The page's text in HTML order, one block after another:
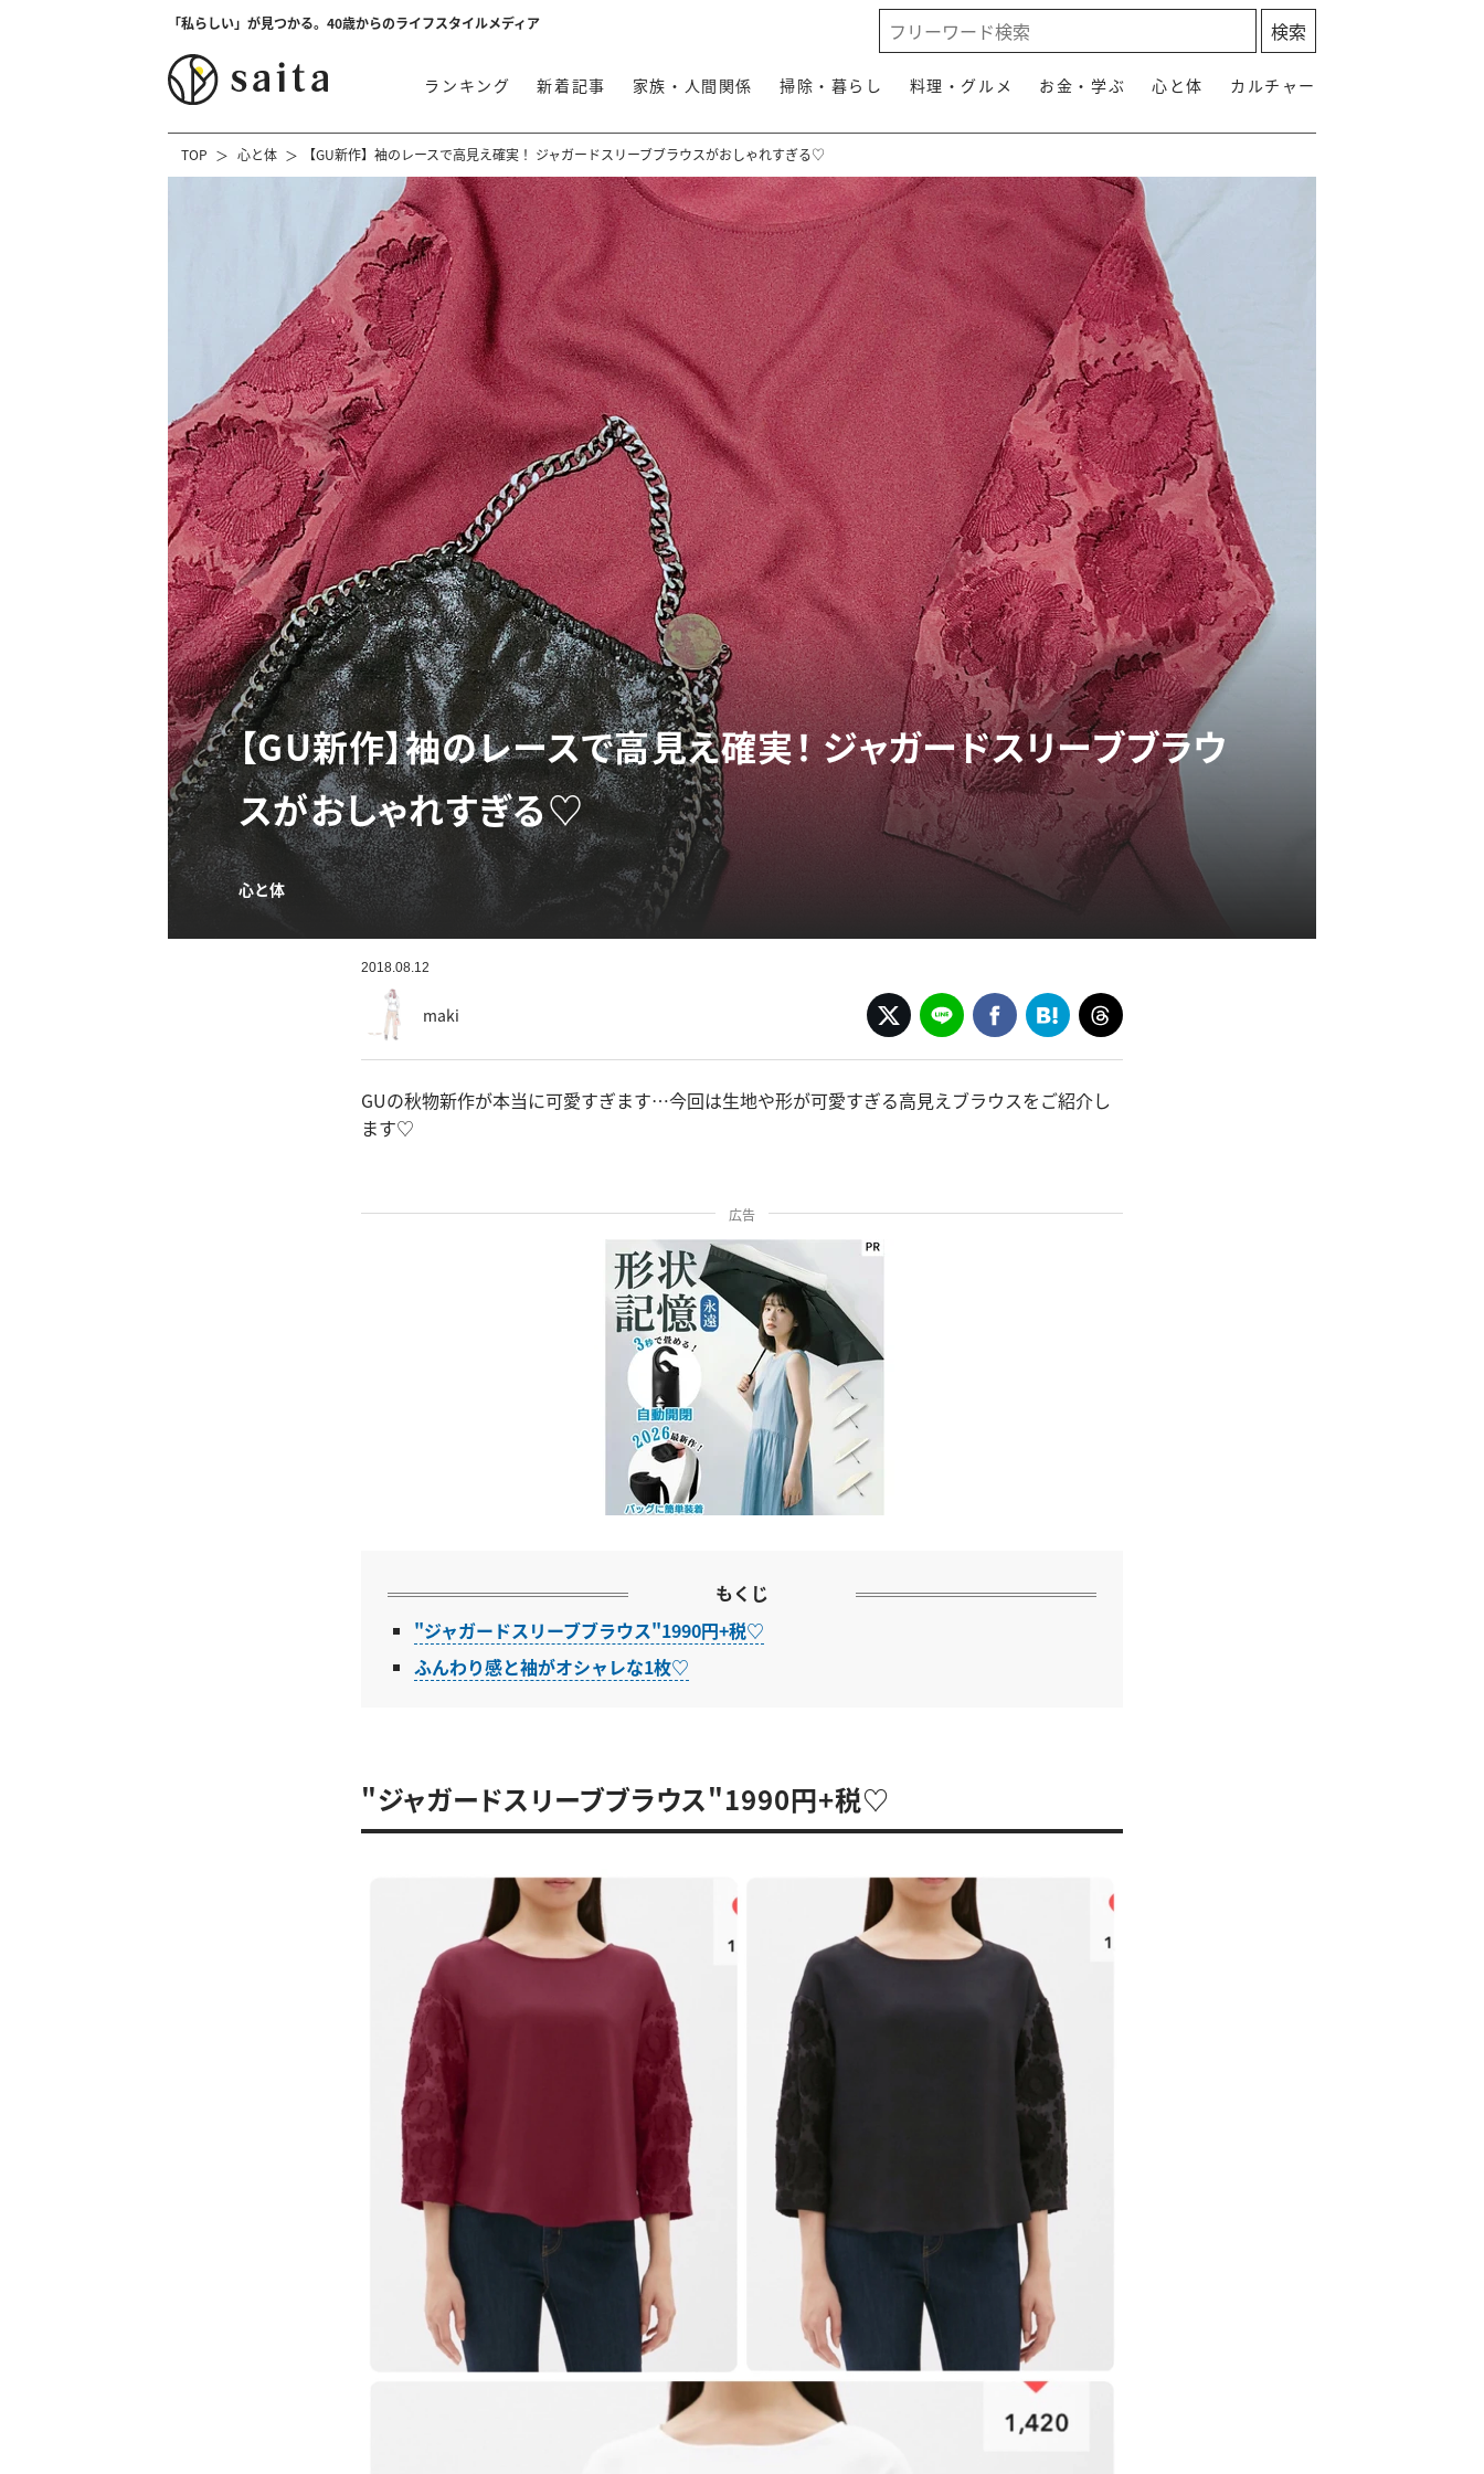
「私らしい」が見つかる。40歳からのライフスタイルメディア
ランキング 新着記事 家族・人間関係 掃除・暮らし 料理・グルメ お金・学ぶ 心と体 カルチャー
TOP 心と体 【GU新作】袖のレースで高見え確実！ ジャガードスリーブブラウスがおしゃれすぎる♡
【GU新作】袖のレースで高見え確実！ ジャガードスリーブブラウ
スがおしゃれすぎる♡
心と体
2018.08.12
maki
GUの秋物新作が本当に可愛すぎます…今回は生地や形が可愛すぎる高見えブラウスをご紹介し
ます♡
広告
もくじ
"ジャガードスリーブブラウス"1990円+税♡
ふんわり感と袖がオシャレな1枚♡
"ジャガードスリーブブラウス"1990円+税♡